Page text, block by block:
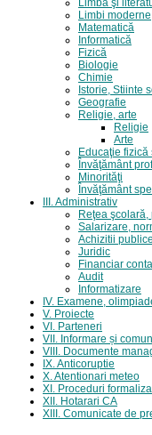
Limba şi
Limbi moderne
Matematică
Informatică
Fizică
Biologie
Chimie
Istorie, Stiinte
Geografie
Religie, arte
Religie
Arte
Educaţie fizică
Învăţământ
Minorităţi
Învăţământ
III. Administrativ
Reţea
Salarizare,
Achizitii publice
Juridic
Financiar
Audit
Informatizare
IV. Examene,
V. Proiecte
VI. Parteneri
VII. Informare și
VIII. Documente
IX. Anticoruptie
X. Atentionari meteo
XI. Proceduri
XII. Hotarari CA
XIII. Comunicate de